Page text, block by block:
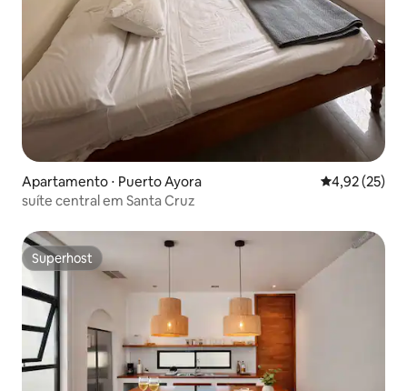
Apartamento ⋅ Puerto Ayora 4,92 de uma
4,92 (25)
suíte central em Santa Cruz
Superhost
Superhost